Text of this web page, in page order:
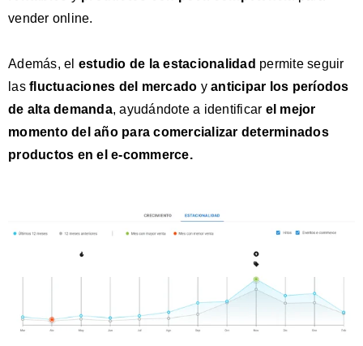
vender online.
Además, el estudio de la estacionalidad permite seguir
las fluctuaciones del mercado y anticipar los períodos
de alta demanda, ayudándote a identificar el mejor
momento del año para comercializar determinados
productos en el e-commerce.